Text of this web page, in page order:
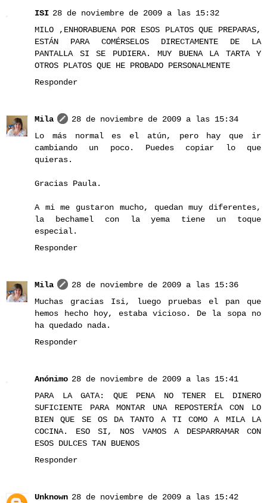
ISI 28 de noviembre de 2009 a las 15:32
MILO ,ENHORABUENA POR ESOS PLATOS QUE PREPARAS,
ESTÁN PARA COMÉRSELOS DIRECTAMENTE DE LA
PANTALLA SI SE PUDIERA. MUY BUENA LA TARTA Y
OTROS PLATOS QUE HE PROBADO PERSONALMENTE
Responder
Mila
28 de noviembre de 2009 a las 15:34
Lo más normal es el atún, pero hay que ir
cambiando un poco. Puedes copiar lo que
quieras.
Gracias Paula.
A mi me gustaron mucho, quedan muy diferentes,
la bechamel con la yema tiene un toque
especial.
Responder
Mila
28 de noviembre de 2009 a las 15:36
Muchas gracias Isi, luego pruebas el pan que
hemos hecho hoy, estaba vicioso. De la sopa no
ha quedado nada.
Responder
Anónimo 28 de noviembre de 2009 a las 15:41
PARA LA GATA: QUE PENA NO TENER EL DINERO
SUFICIENTE PARA MONTAR UNA REPOSTERÍA CON LO
BIEN QUE SE OS DA TANTO A TI COMO A MILA LA
COCINA. ESO SI, NOS VAMOS A DESPARRAMAR CON
ESOS DULCES TAN BUENOS
Responder
Unknown 28 de noviembre de 2009 a las 15:42